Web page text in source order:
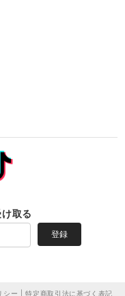
取る
登録
シー |特定商取引法に基づく表記